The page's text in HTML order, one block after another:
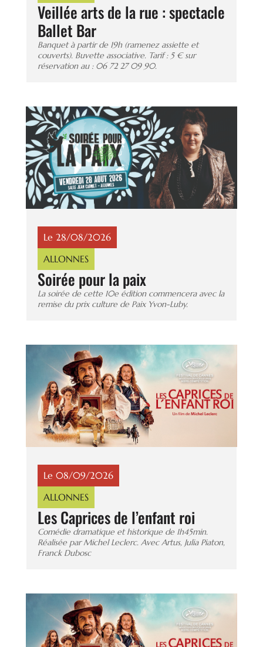
Veillée arts de la rue : spectacle
Ballet Bar
Banquet à partir de 19h (ramenez assiette et
couverts). Buvette associative. Tarif : 5 € sur
réservation au : 06 72 27 09 90.
Le 28/08/2026
ALLONNES
Soirée pour la paix
La soirée de cette 10e édition commencera avec la
remise du prix culture de Paix Yvon-Luby.
Le 08/09/2026
ALLONNES
Les Caprices de l’enfant roi
Comédie dramatique et historique de 1h45min.
Réalisée par Michel Leclerc. Avec Artus, Julia Piaton,
Franck Dubosc